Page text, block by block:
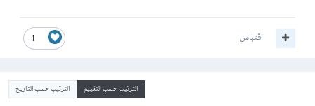
1 اقتباس
الترتيب حسب التقييم الترتيب حسب التاريخ